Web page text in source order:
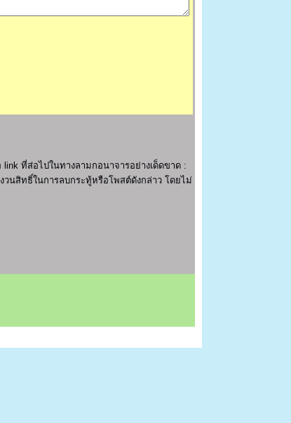
ที่ส่อไปในทางลามกอนาจารอย่างเด็ดขาด :
นสิทธิ์ในการลบกระทู้หรือโพสต์ดังกล่าว โดยไม่